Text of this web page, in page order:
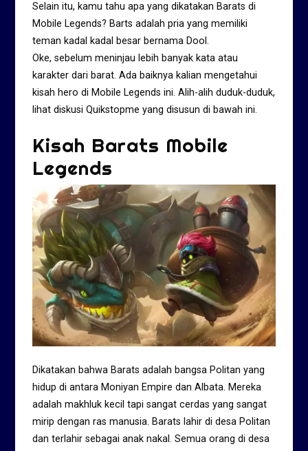
Selain itu, kamu tahu apa yang dikatakan Barats di
Mobile Legends? Barts adalah pria yang memiliki
teman kadal kadal besar bernama Dool.
Oke, sebelum meninjau lebih banyak kata atau
karakter dari barat. Ada baiknya kalian mengetahui
kisah hero di Mobile Legends ini. Alih-alih duduk-duduk,
lihat diskusi Quikstopme yang disusun di bawah ini.
Kisah Barats Mobile
Legends
Dikatakan bahwa Barats adalah bangsa Politan yang
hidup di antara Moniyan Empire dan Albata. Mereka
adalah makhluk kecil tapi sangat cerdas yang sangat
mirip dengan ras manusia. Barats lahir di desa Politan
dan terlahir sebagai anak nakal. Semua orang di desa